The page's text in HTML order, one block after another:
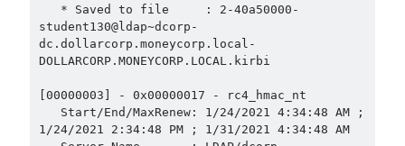
Ağustos 2022(5)
Temmuz 2022(2)
Haziran 2022 (12)
Mart 2022(1)
Şubat 2022(5)
Ocak 2022 (15)
student130@ldap~dcorp-
dc.dollarcorp.moneycorp.local-
DOLLARCORP.MONEYCORP.LOCAL.kirbi
[00000003] - 0x00000017 - rc4_hmac_nt
1/24/2021 2:34:48 PM ; 1/31/2021 4:34:48 AM